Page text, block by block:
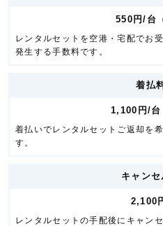
550円/台
レンタルセットを空港・宅配でお
発生する手数料です。
着払
1,100円/台
着払いでレンタルセットご返却を
す。
キャン
2,100
レンタルセットの手配後にキャン